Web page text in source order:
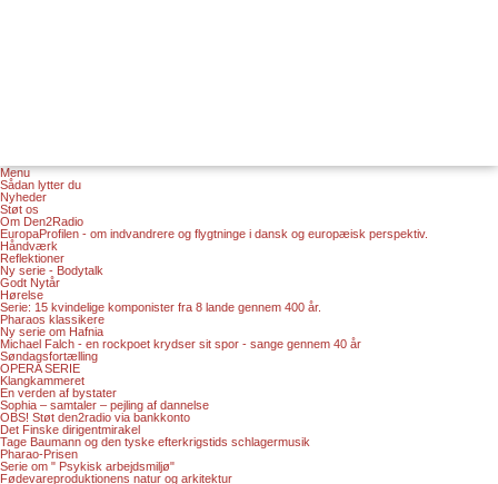
Menu
Sådan lytter du
Nyheder
Støt os
Om Den2Radio
EuropaProfilen - om indvandrere og flygtninge i dansk og europæisk perspektiv.
Håndværk
Reflektioner
Ny serie - Bodytalk
Godt Nytår
Hørelse
Serie: 15 kvindelige komponister fra 8 lande gennem 400 år.
Pharaos klassikere
Ny serie om Hafnia
Michael Falch - en rockpoet krydser sit spor - sange gennem 40 år
Søndagsfortælling
OPERA SERIE
Klangkammeret
En verden af bystater
Sophia – samtaler – pejling af dannelse
OBS! Støt den2radio via bankkonto
Det Finske dirigentmirakel
Tage Baumann og den tyske efterkrigstids schlagermusik
Pharao-Prisen
Serie om " Psykisk arbejdsmiljø"
Fødevareproduktionens natur og arkitektur